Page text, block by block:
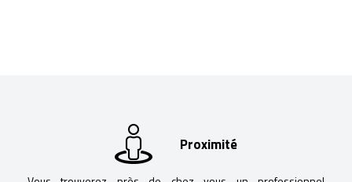
Proximité